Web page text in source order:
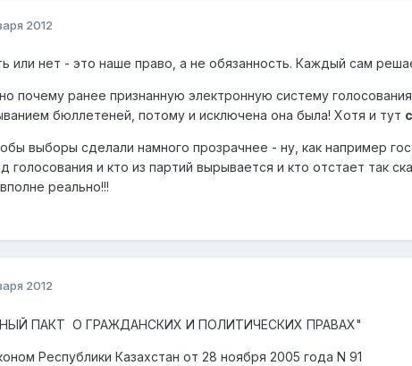
2012
или нет - это наше право, а не обязанность. Каждый сам
почему ранее признанную электронную систему
бюллетеней, потому и исключена она была! Хотя и тут
выборы сделали намного прозрачнее - ну, как например
голосования и кто из партий вырывается и кто отстает так
реально!!!
2012
ПАКТ О ГРАЖДАНСКИХ И ПОЛИТИЧЕСКИХ ПРАВАХ"
Республики Казахстан от 28 ноября 2005 года N 91